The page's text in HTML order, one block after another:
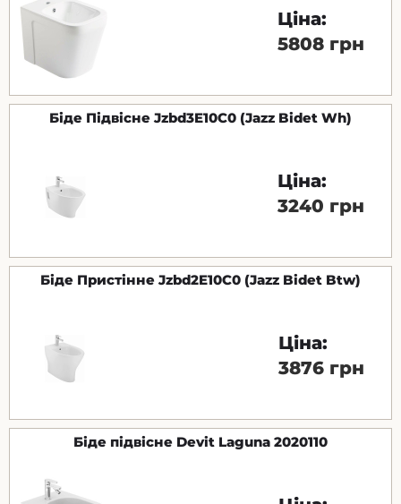
Ціна:
5808 грн
Біде Підвісне Jzbd3E10С0 (Jazz Bidet Wh)
Ціна:
3240 грн
Біде Пристінне Jzbd2E10С0 (Jazz Bidet Btw)
Ціна:
3876 грн
Біде підвісне Devit Laguna 2020110